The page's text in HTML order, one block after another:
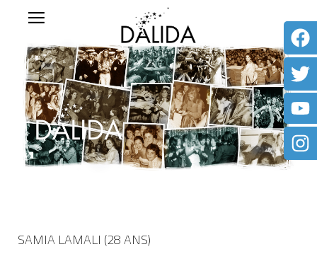
SAMIA LAMALI (28 ANS)